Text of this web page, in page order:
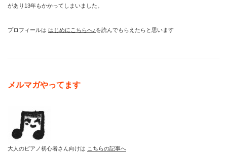
があり13年もかかってしまいました。
プロフィールは はじめにこちらへ♪を読んでもらえたらと思います
メルマガやってます
大人のピアノ初心者さん向けは こちらの記事へ